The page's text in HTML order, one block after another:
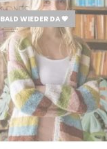
BALD WIEDER DA 💗